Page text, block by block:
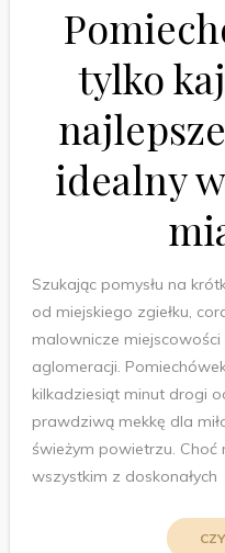
tylko
idealny
Szukając pomysłu na
od miejskiego zgiełku,
malownicze miejscowości
aglomeracji.
kilkadziesiąt minut drogi
prawdziwą mekkę dla
świeżym powietrzu. Choć
wszystkim z doskonałych